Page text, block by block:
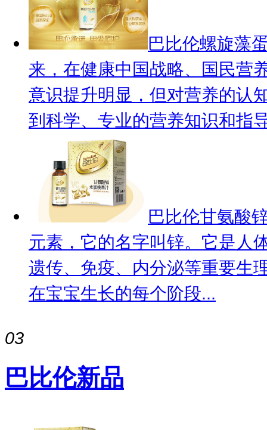
巴比伦螺旋藻
来，在健康中国战略、国民营
意识提升明显，但对营养的认
到科学、专业的营养知识和指
巴比伦甘氨酸
元素，它的名字叫锌。它是人
遗传、免疫、内分泌等重要生
在宝宝生长的每个阶段...
03
巴比伦新品